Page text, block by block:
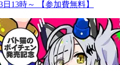
13時～ 【参加費無料】